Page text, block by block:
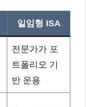
일임형 ISA
전문가가 포
트폴리오 기
반 운용